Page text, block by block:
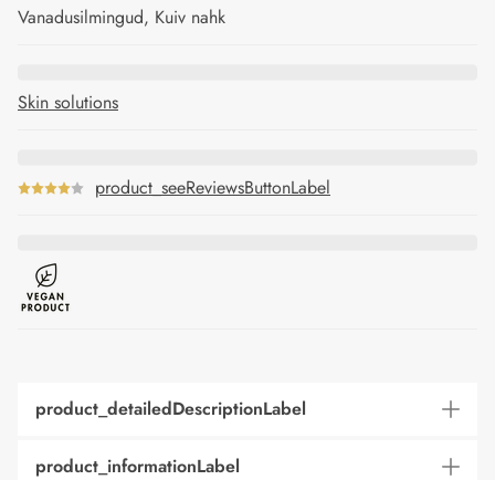
Vanadusilmingud, Kuiv nahk
Skin solutions
product_seeReviewsButtonLabel
product_detailedDescriptionLabel
product_informationLabel